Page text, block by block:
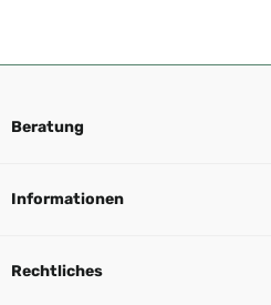
Beratung
Informationen
Rechtliches